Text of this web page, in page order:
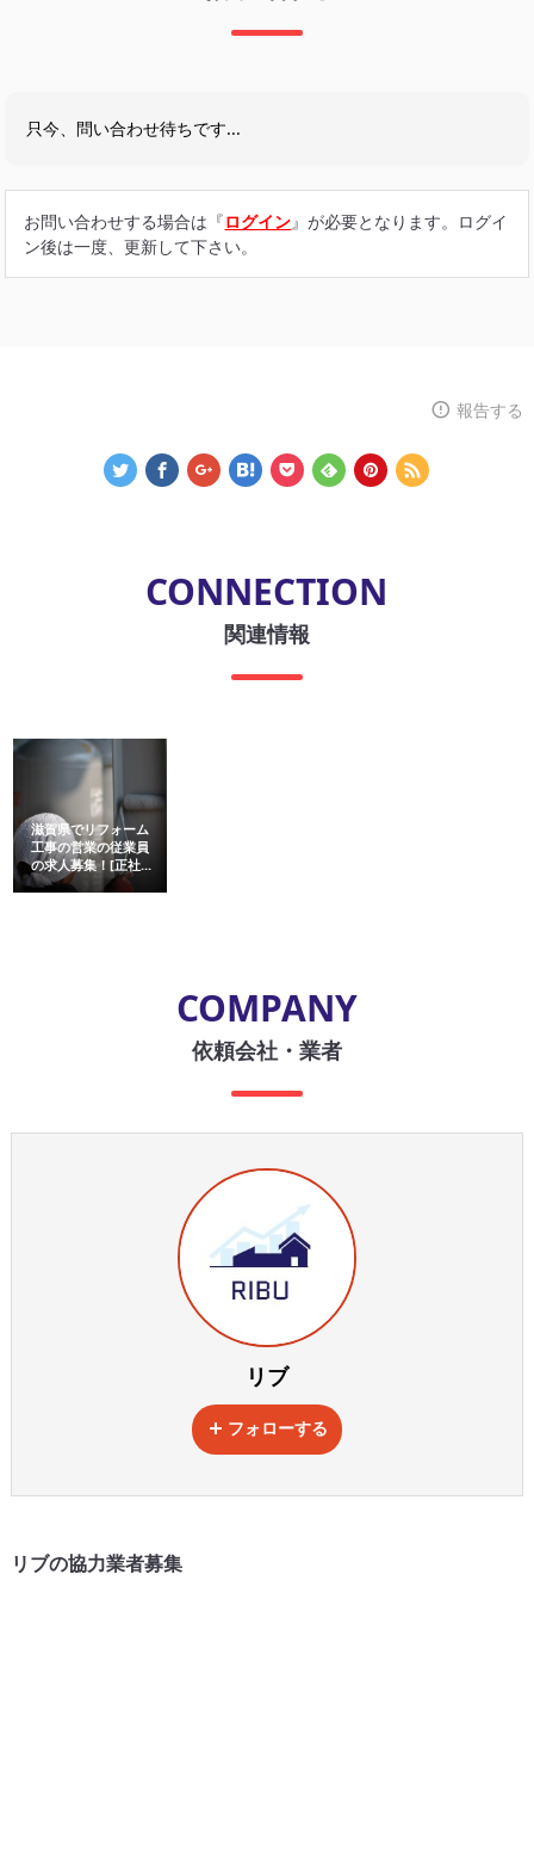
只今、問い合わせ待ちです...
お問い合わせする場合は『ログイン』が必要となります。ログイ
ン後は一度、更新して下さい。
報告する
CONNECTION
関連情報
滋賀県でリフォーム
工事の営業の従業員
の求人募集！[正社...
COMPANY
依頼会社・業者
リブ
フォローする
リブの協力業者募集